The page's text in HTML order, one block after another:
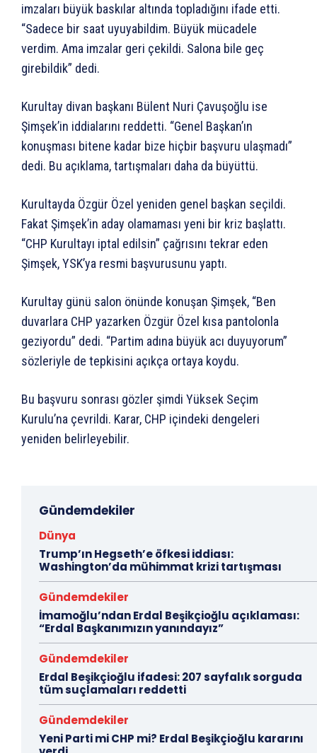
imzaları büyük baskılar altında topladığını ifade etti.
“Sadece bir saat uyuyabildim. Büyük mücadele
verdim. Ama imzalar geri çekildi. Salona bile geç
girebildik” dedi.
Kurultay divan başkanı Bülent Nuri Çavuşoğlu ise
Şimşek’in iddialarını reddetti. “Genel Başkan’ın
konuşması bitene kadar bize hiçbir başvuru ulaşmadı”
dedi. Bu açıklama, tartışmaları daha da büyüttü.
Kurultayda Özgür Özel yeniden genel başkan seçildi.
Fakat Şimşek’in aday olamaması yeni bir kriz başlattı.
“CHP Kurultayı iptal edilsin” çağrısını tekrar eden
Şimşek, YSK’ya resmi başvurusunu yaptı.
Kurultay günü salon önünde konuşan Şimşek, “Ben
duvarlara CHP yazarken Özgür Özel kısa pantolonla
geziyordu” dedi. “Partim adına büyük acı duyuyorum”
sözleriyle de tepkisini açıkça ortaya koydu.
Bu başvuru sonrası gözler şimdi Yüksek Seçim
Kurulu’na çevrildi. Karar, CHP içindeki dengeleri
yeniden belirleyebilir.
Gündemdekiler
Dünya
Trump’ın Hegseth’e öfkesi iddiası:
Washington’da mühimmat krizi tartışması
Gündemdekiler
İmamoğlu’ndan Erdal Beşikçioğlu açıklaması:
“Erdal Başkanımızın yanındayız”
Gündemdekiler
Erdal Beşikçioğlu ifadesi: 207 sayfalık sorguda
tüm suçlamaları reddetti
Gündemdekiler
Yeni Parti mi CHP mi? Erdal Beşikçioğlu kararını